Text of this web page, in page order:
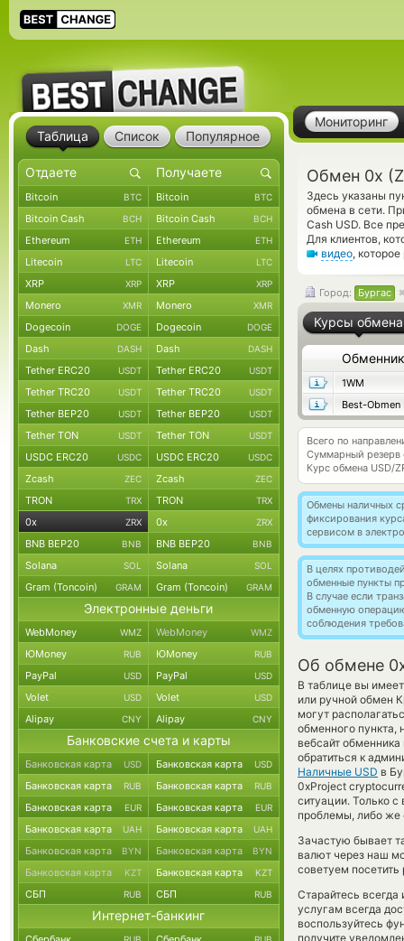
Мониторинг
Обмен 0x
Здесь указаны
обмена в сети.
Cash USD. Все
Для клиентов,
видео,
Город: Бургас
Курсы обмена
Обменник
1WM
Best-Obmen
Всего по
Суммарный резерв
Курс обмена USD/
Обмены наличных
фиксирования
сервисом в
В целях
обменные пункты
В случае если
обменную
соблюдения
Об обмене
В таблице вы
или ручной обмен
могут
обменного пункта,
вебсайт
обратиться к
Наличные USD в
0xProject
ситуации. Только
проблемы, либо же
Зачастую бывает
валют через наш
советуем посетить
Старайтесь всегда
услугам всегда
воспользуйтесь
получите
Таблица Список Популярное
Bitcoin BTC Bitcoin BTC
Bitcoin Cash BCH Bitcoin Cash BCH
Ethereum ETH Ethereum ETH
Litecoin LTC Litecoin LTC
XRP XRP XRP XRP
Monero XMR Monero XMR
Dogecoin DOGE Dogecoin DOGE
Dash DASH Dash DASH
Tether ERC20 USDT Tether ERC20 USDT
Tether TRC20 USDT Tether TRC20 USDT
Tether BEP20 USDT Tether BEP20 USDT
Tether TON USDT Tether TON USDT
USDC ERC20 USDC USDC ERC20 USDC
Zcash ZEC Zcash ZEC
TRON TRX TRON TRX
0x ZRX 0x ZRX
BNB BEP20 BNB BNB BEP20 BNB
Solana SOL Solana SOL
Gram (Toncoin) GRAM Gram (Toncoin) GRAM
Электронные деньги
WebMoney WMZ WebMoney WMZ
ЮMoney RUB ЮMoney RUB
PayPal USD PayPal USD
Volet USD Volet USD
Alipay CNY Alipay CNY
Банковские счета и карты
Банковская карта USD Банковская карта USD
Банковская карта RUB Банковская карта RUB
Банковская карта EUR Банковская карта EUR
Банковская карта UAH Банковская карта UAH
Банковская карта BYN Банковская карта BYN
Банковская карта KZT Банковская карта KZT
СБП RUB СБП RUB
Интернет-банкинг